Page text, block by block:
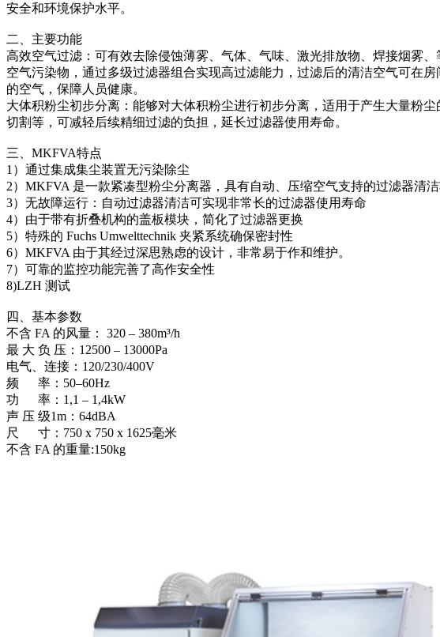
安全和环境保护水平。
二、主要功能
高效空气过滤：可有效去除侵蚀薄雾、气体、气味、激光排放物、焊接烟雾
空气污染物，通过多级过滤器组合实现高过滤能力，过滤后的清洁空气可在
的空气，保障人员健康。
大体积粉尘初步分离：能够对大体积粉尘进行初步分离，适用于产生大量粉
切割等，可减轻后续精细过滤的负担，延长过滤器使用寿命。
三、MKFVA特点
1）通过集成集尘装置无污染除尘
2）MKFVA 是一款紧凑型粉尘分离器，具有自动、压缩空气支持的过滤器清
3）无故障运行：自动过滤器清洁可实现非常长的过滤器使用寿命
4）由于带有折叠机构的盖板模块，简化了过滤器更换
5）特殊的 Fuchs Umwelttechnik 夹紧系统确保密封性
6）MKFVA 由于其经过深思熟虑的设计，非常易于作和维护。
7）可靠的监控功能完善了高作安全性
8)LZH 测试
四、基本参数
不含 FA 的风量： 320 – 380m³/h
最 大 负 压：12500 – 13000Pa
电气、连接：120/230/400V
频 率：50–60Hz
功 率：1,1 – 1,4kW
声 压 级1m：64dBA
尺 寸：750 x 750 x 1625毫米
不含 FA 的重量:150kg